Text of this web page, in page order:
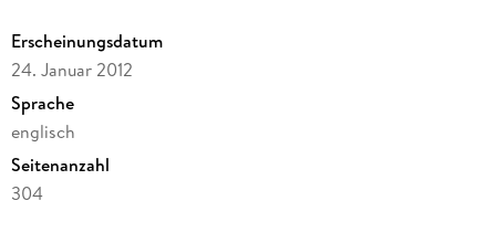
Erscheinungsdatum
24. Januar 2012
Sprache
englisch
Seitenanzahl
304